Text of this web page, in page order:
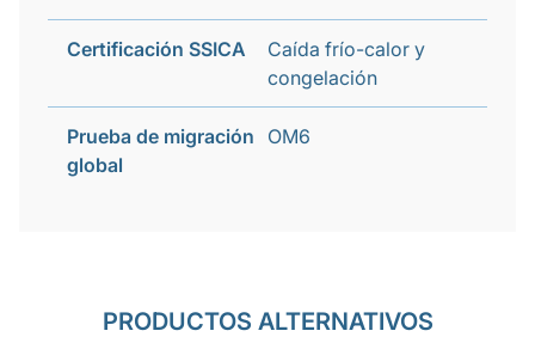
Certificación SSICA
Caída frío-calor y
congelación
Prueba de migración
global
OM6
PRODUCTOS ALTERNATIVOS